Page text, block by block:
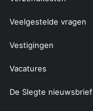
Veelgestelde vragen
Vestigingen
Vacatures
De Slegte nieuwsbrief